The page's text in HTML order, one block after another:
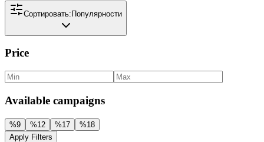
Сортировать: Популярности
Price
Available campaigns
%9 %12 %17 %18
Apply Filters